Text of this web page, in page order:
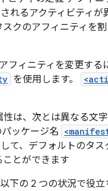
れるアクティビティが
クのアフィニティを
フィニティを変更する
を使用します。
性は、次とは異なる文
ッケージ名
て、デフォルトのタス
とができます
下の 2 つの状況で役立